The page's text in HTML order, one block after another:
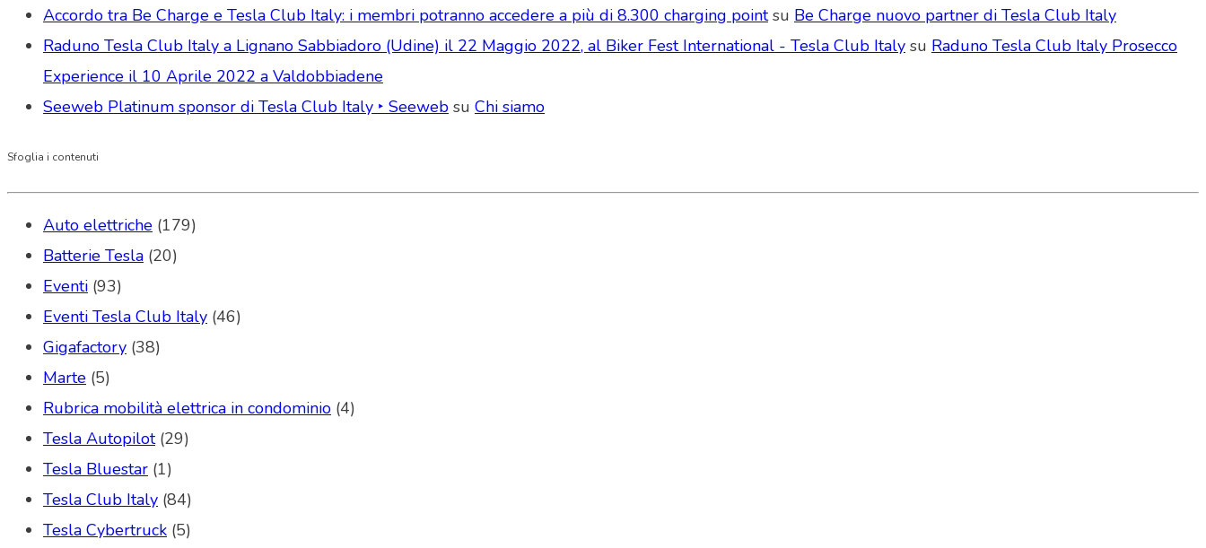
Accordo tra Be Charge e Tesla Club Italy: i membri potranno accedere a più di 8.300 charging pointsu Be Charge nuovo partner di Tesla Club Italy
Raduno Tesla Club Italy a Lignano Sabbiadoro (Udine) il 22 Maggio 2022, al Biker Fest International - Tesla Club Italy su Raduno Tesla Club Italy Prosecco
Experience il 10 Aprile 2022 a Valdobbiadene
Seeweb Platinum sponsor di Tesla Club Italy ‣ Seeweb su Chi siamo
Sfoglia i contenuti
Auto elettriche (179)
Batterie Tesla (20)
Eventi (93)
Eventi Tesla Club Italy (46)
Gigafactory (38)
Marte (5)
Rubrica mobilità elettrica in condominio (4)
Tesla Autopilot(29)
Tesla Bluestar (1)
Tesla Club Italy (84)
Tesla Cybertruck (5)